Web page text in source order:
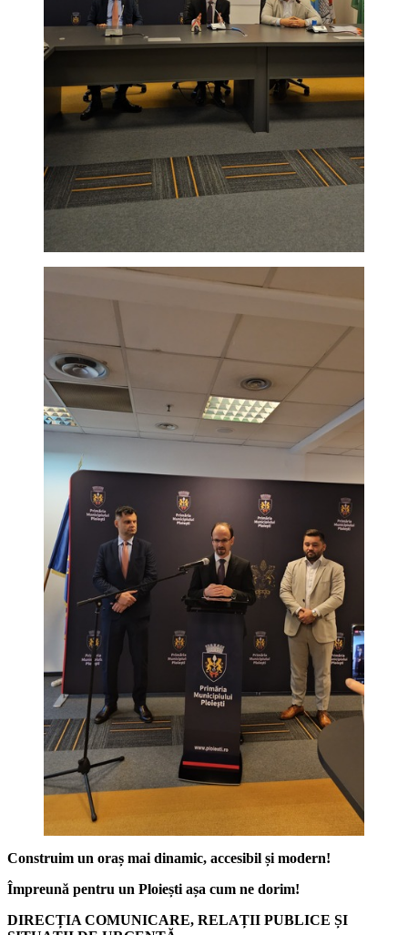
Construim un oraș mai dinamic, accesibil și modern!
Împreună pentru un Ploiești așa cum ne dorim!
DIRECȚIA COMUNICARE, RELAȚII PUBLICE ȘI